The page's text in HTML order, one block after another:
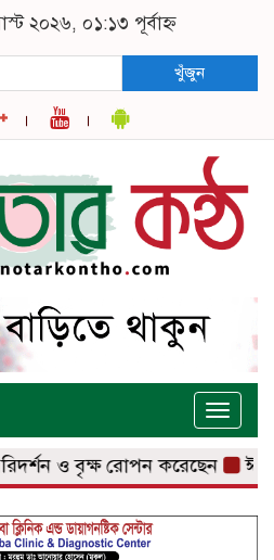
২০২৬, ০১:১৩ পূর্বাহ্ন
খুঁজুন
Toggle
ও বৃক্ষ রোপন করেছেন